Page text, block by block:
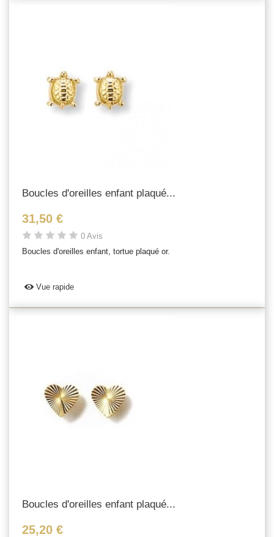
Boucles d'oreilles enfant plaqué...
31,50 €
0 Avis
Boucles d'oreilles enfant, tortue plaqué or.
Vue rapide
Boucles d'oreilles enfant plaqué...
25,20 €